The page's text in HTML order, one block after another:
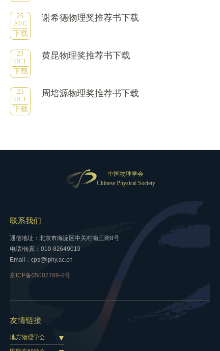
25
AUG
下载
谢希德物理奖推荐书下载
23
OCT
下载
黄昆物理奖推荐书下载
23
OCT
下载
周培源物理奖推荐书下载
中国物理学会
Chinese Physical Society
联系我们
通信地址：北京市海淀区中关村南三街8号
电话/传真：010-82649019
Email：cps@iphy.ac.cn
京ICP备05002789-4号
友情链接
地方物理学会